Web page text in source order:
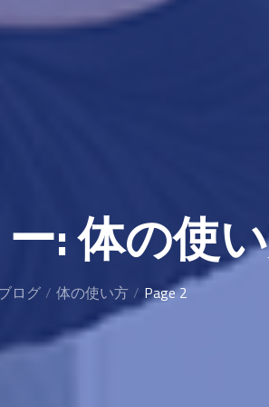
:体の使
ログ 体の使い方 Page 2